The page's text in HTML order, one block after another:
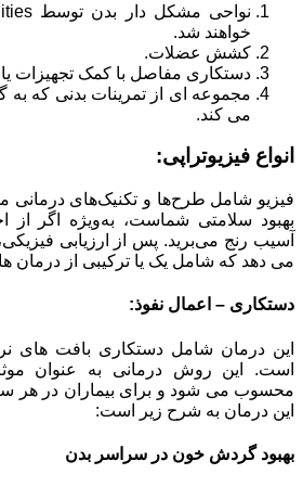
خواهند شد.
کشش عضلات.
دستکاری مفاصل با کمک تجهیزات
مجموعه ای از تمرینات بدنی که
می کند.
انواع فیزیوتراپی:
فیزیو شامل طرح‌ها و تکنیک‌های
بهبود سلامتی شماست، به‌ویژه اگر از
آسیب رنج می‌برید. پس از ارزیابی
می دهد که شامل یک یا ترکیبی از درمان
دستکاری – اعمال نفوذ:
این درمان شامل دستکاری بافت های
است. این روش درمانی به عنوان
محسوب می شود و برای بیماران در هر
این درمان به شرح زیر است:
بهبود گردش خون در سراسر بدن